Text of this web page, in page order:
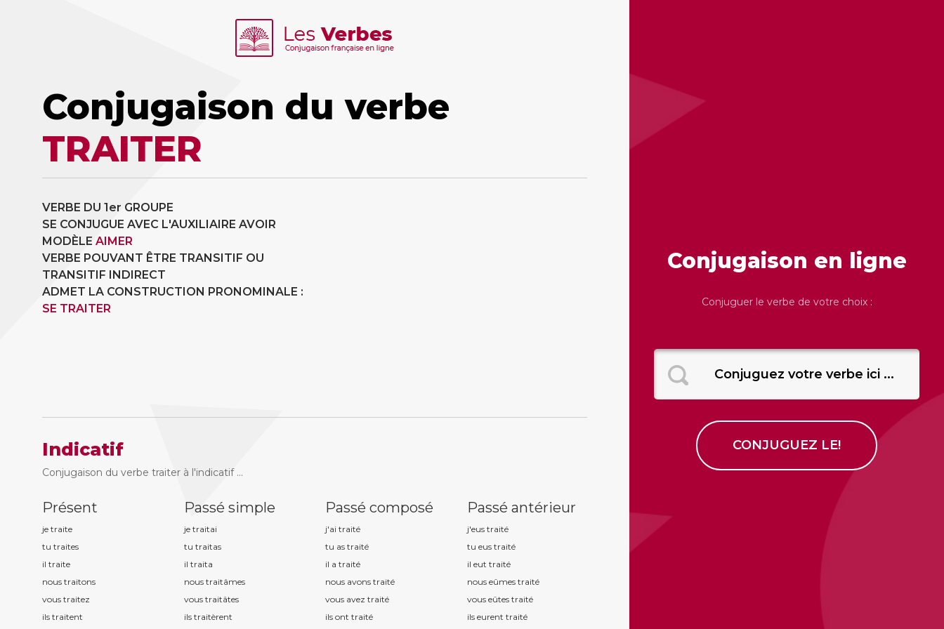
Conjugaison du verbe
TRAITER
VERBE DU 1er GROUPE
SE CONJUGUE AVEC L'AUXILIAIRE AVOIR
MODÈLE AIMER
VERBE POUVANT ÊTRE TRANSITIF OU
TRANSITIF INDIRECT
ADMET LA CONSTRUCTION PRONOMINALE :
SE TRAITER
Indicatif
Conjugaison du verbe traiter à l'indicatif ...
Présent
je traite
tu traites
il traite
nous traitons
vous traitez
ils traitent
Passé simple
je traitai
tu traitas
il traita
nous traitâmes
vous traitâtes
ils traitèrent
Passé composé
j'ai traité
tu as traité
il a traité
nous avons traité
vous avez traité
ils ont traité
Passé antérieur
j'eus traité
tu eus traité
il eut traité
nous eûmes traité
vous eûtes traité
ils eurent traité
Conjugaison en ligne
Conjuguer le verbe de votre choix :